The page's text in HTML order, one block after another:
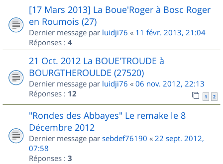
[17 Mars 2013] La Boue'Roger à Bosc Roger
en Roumois (27)
Dernier message par luidji76 « 11 févr. 2013, 21:04
Réponses : 4
21 Oct. 2012 La BOUE'TROUDE à
BOURGTHEROULDE (27520)
Dernier message par luidji76 « 06 nov. 2012, 22:13
Réponses : 12 1 2
"Rondes des Abbayes" Le remake le 8
Décembre 2012
Dernier message par sebdef76190 « 22 sept. 2012,
07:58
Réponses : 3